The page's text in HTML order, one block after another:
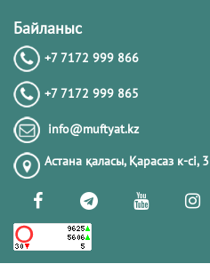
Байланыс
+7 7172 999 866
+7 7172 999 865
info@muftyat.kz
Астана қаласы, Қарасаз к-сi, 3